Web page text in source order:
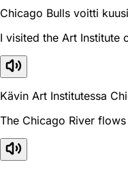
Chicago Bulls voitti
I visited the Art Institute
Kävin Art Institutessa
The Chicago River